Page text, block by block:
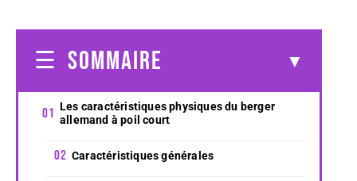
SOMMAIRE
Les caractéristiques physiques du berger
allemand à poil court
Caractéristiques générales